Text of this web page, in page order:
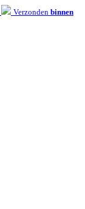
Verzonden binnen